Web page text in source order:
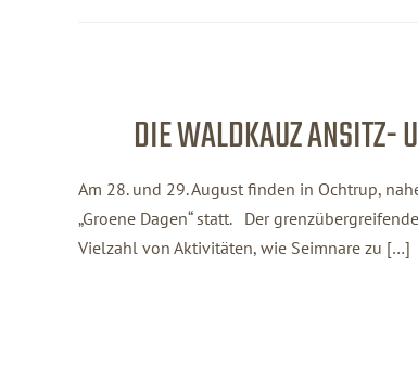
DIE WALDKAUZ ANSITZ-
Am 28. und 29. August finden in Ochtrup,
„Groene Dagen“ statt. Der
Vielzahl von Aktivitäten, wie Seimnare zu […]